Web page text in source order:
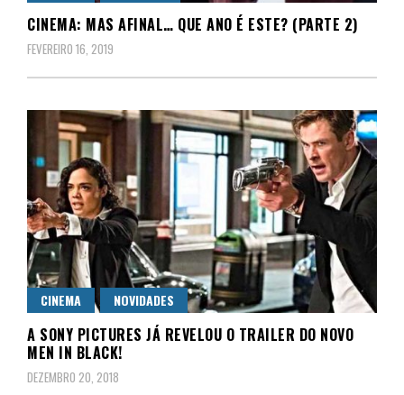
CINEMA: MAS AFINAL… QUE ANO É ESTE? (PARTE 2)
FEVEREIRO 16, 2019
CINEMA NOVIDADES
A SONY PICTURES JÁ REVELOU O TRAILER DO NOVO
MEN IN BLACK!
DEZEMBRO 20, 2018